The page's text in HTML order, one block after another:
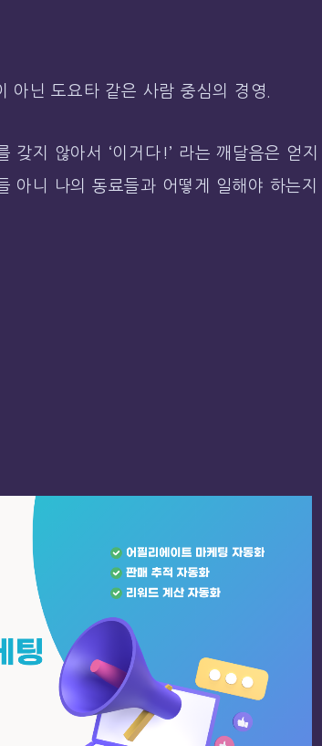
아닌 도요타 같은 사람 중심의 경영.
갖지 않아서 ‘이거다!’ 라는 깨달음은 얻지
아니 나의 동료들과 어떻게 일해야 하는지